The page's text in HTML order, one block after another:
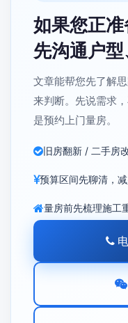
如果您正
先沟通户
文章能帮您先了解
来判断。先说需求
是预约上门量房。
旧房翻新 / 二手房
预算区间先聊清，
量房前先梳理施工